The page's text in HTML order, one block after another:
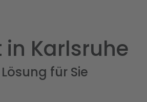
Karlsruhe
für Sie